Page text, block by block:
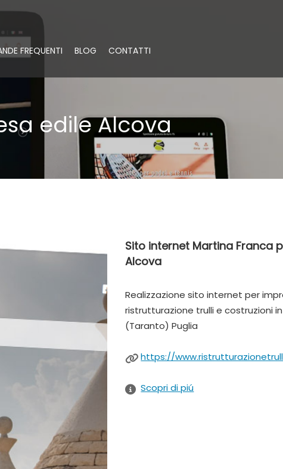
FREQUENTI BLOG CONTATTI
edile Alcova
Sito internet Martina Franca
Alcova
Realizzazione sito internet per
ristrutturazione trulli e costruzioni
(Taranto) Puglia
https://
Scopri di piú